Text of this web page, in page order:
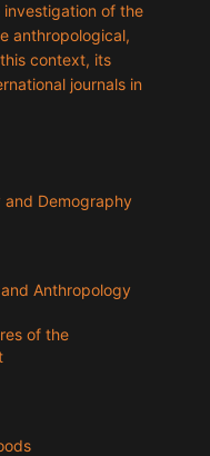
investigation of the
anthropological,
context, its
journals in
and Demography
Anthropology
of the